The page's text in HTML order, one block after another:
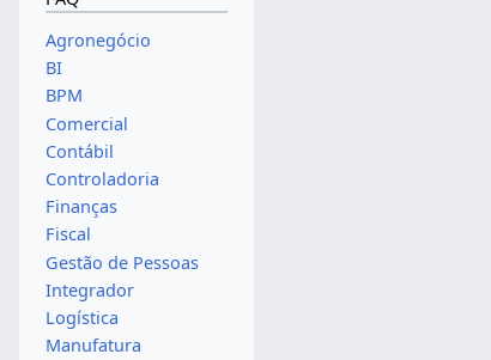
Agronegócio
BI
BPM
Comercial
Contábil
Controladoria
Finanças
Fiscal
Gestão de Pessoas
Integrador
Logística
Manufatura